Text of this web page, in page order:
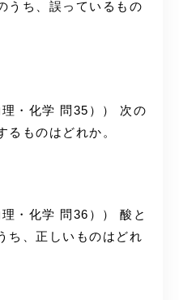
うち、誤っているもの
・化学 問35）） 次の
るものはどれか。
・化学 問36）） 酸と
ち、正しいものはどれ